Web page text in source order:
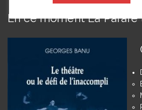
En ce moment La Parafe